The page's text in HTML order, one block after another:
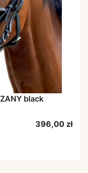
black
Cena
396,00 zł